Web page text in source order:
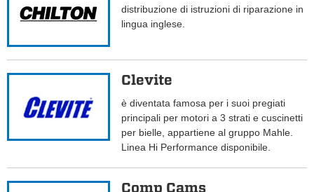
distribuzione di istruzioni di riparazione in
lingua inglese.
Clevite
è diventata famosa per i suoi pregiati
principali per motori a 3 strati e cuscinetti
per bielle, appartiene al gruppo Mahle.
Linea Hi Performance disponibile.
Comp Cams